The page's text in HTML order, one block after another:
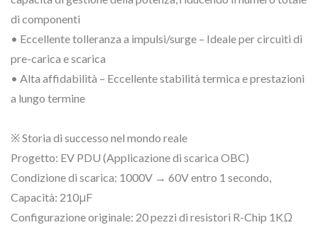
di componenti
• Eccellente tolleranza a impulsi/surge – Ideale per circuiti di
pre-carica e scarica
• Alta affidabilità – Eccellente stabilità termica e prestazioni
a lungo termine
※ Storia di successo nel mondo reale
Progetto: EV PDU (Applicazione di scarica OBC)
Condizione di scarica: 1000V → 60V entro 1 secondo,
Capacità: 210μF
Configurazione originale: 20 pezzi di resistori R-Chip 1KΩ